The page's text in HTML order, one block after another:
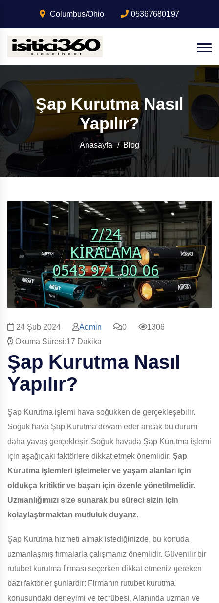
Columbus/Ohio 05367680197
Şap Kurutma Nasıl
Yapılır?
Anasayfa Blog
24 Şub 2024 Admin 0
1306
Okuma Süresi:17 Dakika
Şap Kurutma Nasıl
Yapılır?
Şap Kurutma işlemi hava soğukken de gerçekleşebilir.
Soğuk hava Şap Kurutma devam eder ancak bu durum
daha yavaş gerçekleşir. Soğuk havada Şap Kurutma işlemi
için aşağıdaki faktörlere dikkat etmek önemlidir. Şap
Kurutma işlemleri işletmeler ve yaşam alanları için
oldukça kritiktir ve başarı için özenle yönetilmelidir.
Uzmanlığımızı size sunarak bu süreci sizin için
kolaylaştırmaktan mutluluk duyarız.
Şap Kurutma hizmeti almak istediğinizde, bu konuda
uzmanlaşmış firmalarla çalışmanız önemlidir. Güvenilir bir
rutubet kurutma firması seçerken dikkat etmeniz gereken
bazı faktörler şunlardır: Firmanın rutubet kurutma
konusundaki deneyimi ve tecrübesi, Alanında uzman ve